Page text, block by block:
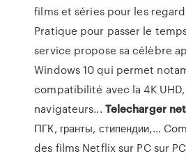
films et séries pour les
Pratique pour passer le
service propose sa célèbre
Windows 10 qui permet
compatibilité avec la 4K
navigateurs... Telecharger
ПГК, гранты, стипендии,…
des films Netflix sur PC sur